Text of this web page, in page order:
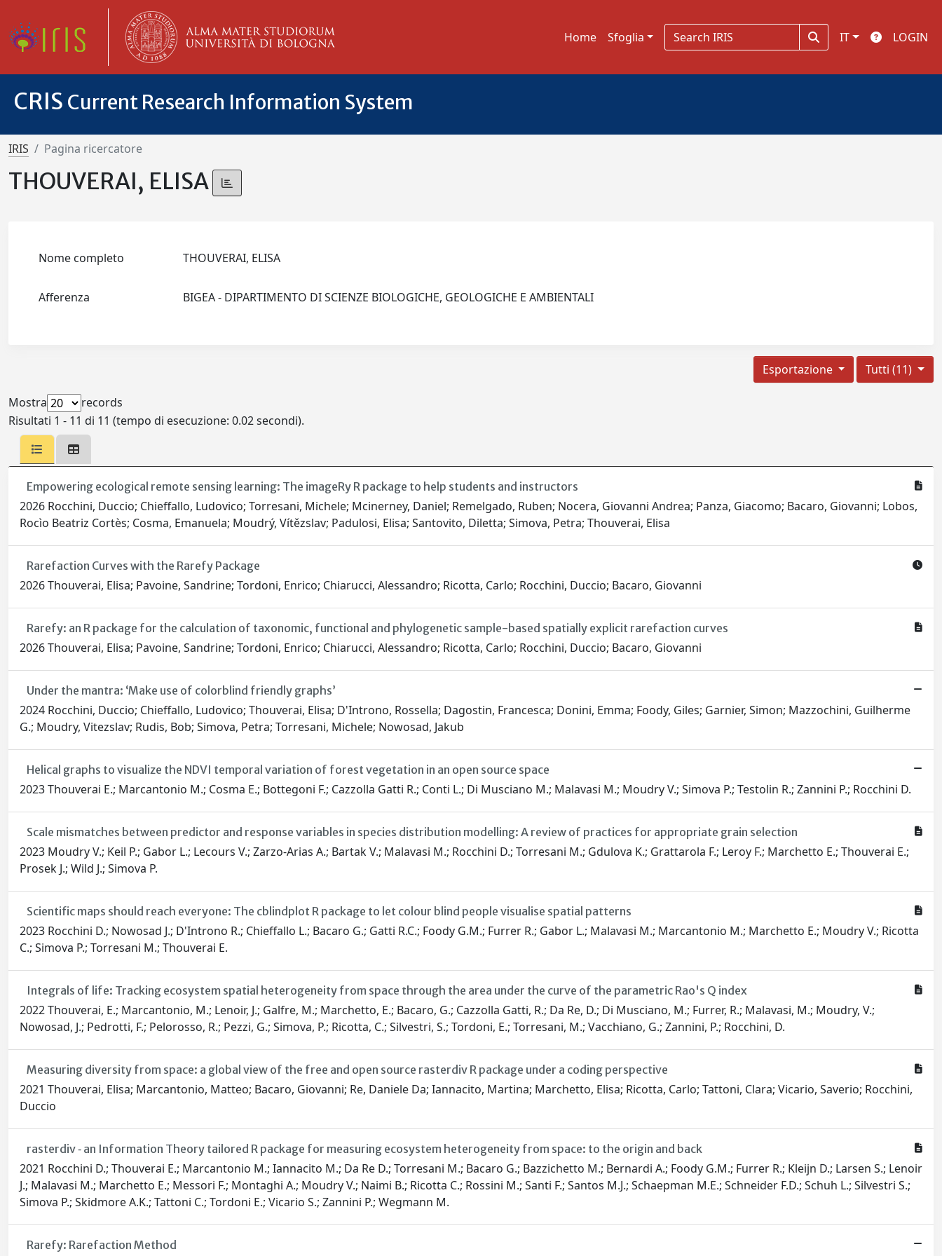
Home Sfoglia IT LOGIN
CRIS Current Research Information System
IRIS Pagina ricercatore
THOUVERAI, ELISA
Nome completo THOUVERAI, ELISA
Afferenza BIGEA - DIPARTIMENTO DI SCIENZE BIOLOGICHE, GEOLOGICHE E AMBIENTALI
Tutti (11)
Esportazione
Mostra
records
Risultati 1 - 11 di 11 (tempo di esecuzione: 0.02 secondi).
Empowering ecological remote sensing learning: The imageRy R package to help students and instructors
2026 Rocchini, Duccio; Chieffallo, Ludovico; Torresani, Michele; Mcinerney, Daniel; Remelgado, Ruben; Nocera, Giovanni Andrea; Panza, Giacomo; Bacaro, Giovanni; Lobos,
Rocìo Beatriz Cortès; Cosma, Emanuela; Moudrý, Vítězslav; Padulosi, Elisa; Santovito, Diletta; Simova, Petra; Thouverai, Elisa
Rarefaction Curves with the Rarefy Package
2026 Thouverai, Elisa; Pavoine, Sandrine; Tordoni, Enrico; Chiarucci, Alessandro; Ricotta, Carlo; Rocchini, Duccio; Bacaro, Giovanni
Rarefy: an R package for the calculation of taxonomic, functional and phylogenetic sample-based spatially explicit rarefaction curves
2026 Thouverai, Elisa; Pavoine, Sandrine; Tordoni, Enrico; Chiarucci, Alessandro; Ricotta, Carlo; Rocchini, Duccio; Bacaro, Giovanni
Under the mantra: ‘Make use of colorblind friendly graphs’
2024 Rocchini, Duccio; Chieffallo, Ludovico; Thouverai, Elisa; D'Introno, Rossella; Dagostin, Francesca; Donini, Emma; Foody, Giles; Garnier, Simon; Mazzochini, Guilherme
G.; Moudry, Vitezslav; Rudis, Bob; Simova, Petra; Torresani, Michele; Nowosad, Jakub
Helical graphs to visualize the NDVI temporal variation of forest vegetation in an open source space
2023 Thouverai E.; Marcantonio M.; Cosma E.; Bottegoni F.; Cazzolla Gatti R.; Conti L.; Di Musciano M.; Malavasi M.; Moudry V.; Simova P.; Testolin R.; Zannini P.; Rocchini D.
Scale mismatches between predictor and response variables in species distribution modelling: A review of practices for appropriate grain selection
2023 Moudry V.; Keil P.; Gabor L.; Lecours V.; Zarzo-Arias A.; Bartak V.; Malavasi M.; Rocchini D.; Torresani M.; Gdulova K.; Grattarola F.; Leroy F.; Marchetto E.; Thouverai E.;
Prosek J.; Wild J.; Simova P.
Scientific maps should reach everyone: The cblindplot R package to let colour blind people visualise spatial patterns
2023 Rocchini D.; Nowosad J.; D'Introno R.; Chieffallo L.; Bacaro G.; Gatti R.C.; Foody G.M.; Furrer R.; Gabor L.; Malavasi M.; Marcantonio M.; Marchetto E.; Moudry V.; Ricotta
C.; Simova P.; Torresani M.; Thouverai E.
Integrals of life: Tracking ecosystem spatial heterogeneity from space through the area under the curve of the parametric Rao's Q index
2022 Thouverai, E.; Marcantonio, M.; Lenoir, J.; Galfre, M.; Marchetto, E.; Bacaro, G.; Cazzolla Gatti, R.; Da Re, D.; Di Musciano, M.; Furrer, R.; Malavasi, M.; Moudry, V.;
Nowosad, J.; Pedrotti, F.; Pelorosso, R.; Pezzi, G.; Simova, P.; Ricotta, C.; Silvestri, S.; Tordoni, E.; Torresani, M.; Vacchiano, G.; Zannini, P.; Rocchini, D.
Measuring diversity from space: a global view of the free and open source rasterdiv R package under a coding perspective
2021 Thouverai, Elisa; Marcantonio, Matteo; Bacaro, Giovanni; Re, Daniele Da; Iannacito, Martina; Marchetto, Elisa; Ricotta, Carlo; Tattoni, Clara; Vicario, Saverio; Rocchini,
Duccio
rasterdiv ‐ an Information Theory tailored R package for measuring ecosystem heterogeneity from space: to the origin and back
2021 Rocchini D.; Thouverai E.; Marcantonio M.; Iannacito M.; Da Re D.; Torresani M.; Bacaro G.; Bazzichetto M.; Bernardi A.; Foody G.M.; Furrer R.; Kleijn D.; Larsen S.; Lenoir
J.; Malavasi M.; Marchetto E.; Messori F.; Montaghi A.; Moudry V.; Naimi B.; Ricotta C.; Rossini M.; Santi F.; Santos M.J.; Schaepman M.E.; Schneider F.D.; Schuh L.; Silvestri S.;
Simova P.; Skidmore A.K.; Tattoni C.; Tordoni E.; Vicario S.; Zannini P.; Wegmann M.
Rarefy: Rarefaction Method